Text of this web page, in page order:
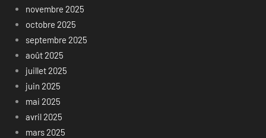
novembre 2025
octobre 2025
septembre 2025
août 2025
juillet 2025
juin 2025
mai 2025
avril 2025
mars 2025